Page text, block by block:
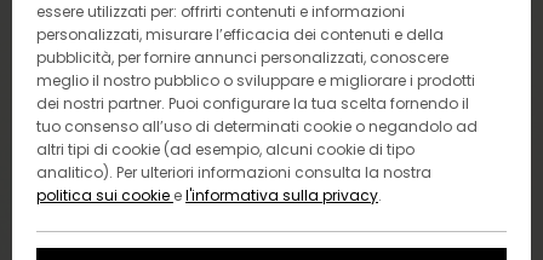
essere utilizzati per: offrirti contenuti e informazioni
personalizzati, misurare l’efficacia dei contenuti e della
pubblicità, per fornire annunci personalizzati, conoscere
meglio il nostro pubblico o sviluppare e migliorare i prodotti
dei nostri partner. Puoi configurare la tua scelta fornendo il
tuo consenso all’uso di determinati cookie o negandolo ad
altri tipi di cookie (ad esempio, alcuni cookie di tipo
analitico). Per ulteriori informazioni consulta la nostra
politica sui cookie el'informativa sulla privacy.